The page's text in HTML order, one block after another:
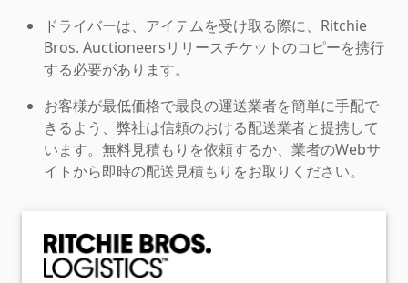
ドライバーは、アイテムを受け取る際に、Ritchie
Bros. Auctioneersリリースチケットのコピーを携行
する必要があります。
お客様が最低価格で最良の運送業者を簡単に手配で
きるよう、弊社は信頼のおける配送業者と提携して
います。無料見積もりを依頼するか、業者のWebサ
イトから即時の配送見積もりをお取りください。